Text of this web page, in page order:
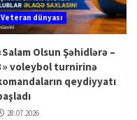
Veteran dünyası
Olsun Şəhidlərə –
voleybol turnirinə
qeydiyyatı
28.07.2026